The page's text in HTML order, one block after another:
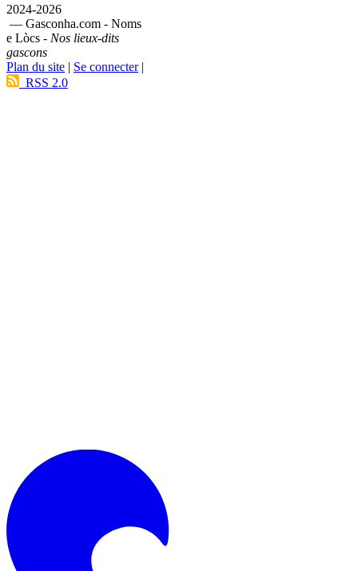
2024-2026
— Gasconha.com - Noms
e Lòcs - Nos lieux-dits
gascons
Plan du site | Se connecter|
RSS 2.0